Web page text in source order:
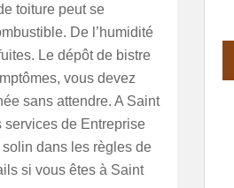
toiture peut se
De l’humidité
Le dépôt de bistre
vous devez
sans attendre. A Saint
services de Entreprise
dans les règles de
si vous êtes à Saint